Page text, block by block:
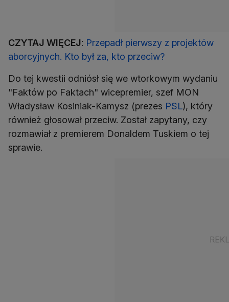
CZYTAJ WIĘCEJ: Przepadł pierwszy z projektów
aborcyjnych. Kto był za, kto przeciw?
Do tej kwestii odniósł się we wtorkowym wydaniu
"Faktów po Faktach" wicepremier, szef MON
Władysław Kosiniak-Kamysz (prezes PSL), który
również głosował przeciw. Został zapytany, czy
rozmawiał z premierem Donaldem Tuskiem o tej
sprawie.